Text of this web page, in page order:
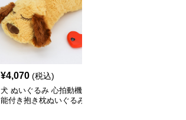
¥4,070 (税込)
犬 ぬいぐるみ 心拍動機
能付き抱き枕ぬいぐるみ